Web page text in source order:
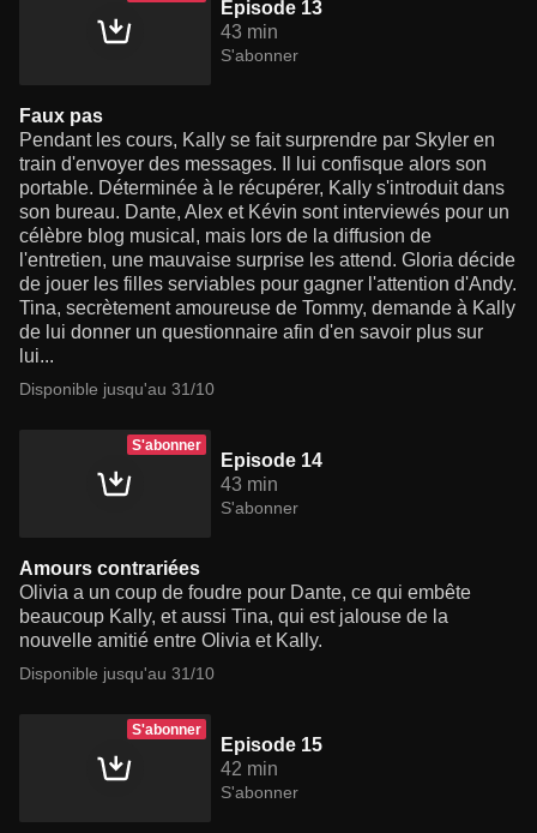
Episode 13
43 min
S'abonner
Faux pas
Pendant les cours, Kally se fait surprendre par Skyler en
train d'envoyer des messages. Il lui confisque alors son
portable. Déterminée à le récupérer, Kally s'introduit dans
son bureau. Dante, Alex et Kévin sont interviewés pour un
célèbre blog musical, mais lors de la diffusion de
l'entretien, une mauvaise surprise les attend. Gloria décide
de jouer les filles serviables pour gagner l'attention d'Andy.
Tina, secrètement amoureuse de Tommy, demande à Kally
de lui donner un questionnaire afin d'en savoir plus sur
lui...
Disponible jusqu'au 31/10
S'abonner
Episode 14
43 min
S'abonner
Amours contrariées
Olivia a un coup de foudre pour Dante, ce qui embête
beaucoup Kally, et aussi Tina, qui est jalouse de la
nouvelle amitié entre Olivia et Kally.
Disponible jusqu'au 31/10
S'abonner
Episode 15
42 min
S'abonner